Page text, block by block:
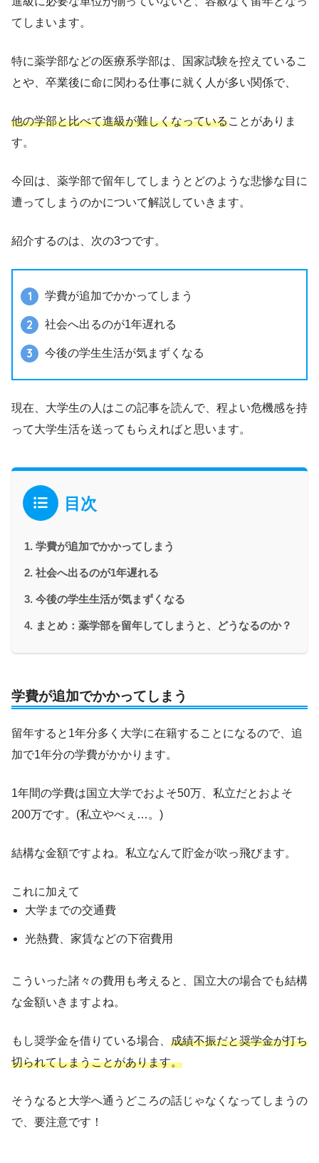
てしまいます。
特に薬学部などの医療系学部は、国家試験を控えているこ
とや、卒業後に命に関わる仕事に就く人が多い関係で、
他の学部と比べて進級が難しくなっていることがありま
す。
今回は、薬学部で留年してしまうとどのような悲惨な目に
遭ってしまうのかについて解説していきます。
紹介するのは、次の3つです。
学費が追加でかかってしまう
社会へ出るのが1年遅れる
今後の学生生活が気まずくなる
現在、大学生の人はこの記事を読んで、程よい危機感を持
って大学生活を送ってもらえればと思います。
目次
学費が追加でかかってしまう
社会へ出るのが1年遅れる
今後の学生生活が気まずくなる
まとめ：薬学部を留年してしまうと、どうなるのか？
学費が追加でかかってしまう
留年すると1年分多く大学に在籍することになるので、追
加で1年分の学費がかかります。
1年間の学費は国立大学でおよそ50万、私立だとおよそ
200万です。(私立やべぇ…。)
結構な金額ですよね。私立なんて貯金が吹っ飛びます。
これに加えて
大学までの交通費
光熱費、家賃などの下宿費用
こういった諸々の費用も考えると、国立大の場合でも結構
な金額いきますよね。
もし奨学金を借りている場合、 成績不振だと奨学金が打ち
切られてしまうことがあります。
そうなると大学へ通うどころの話じゃなくなってしまうの
で、要注意です！